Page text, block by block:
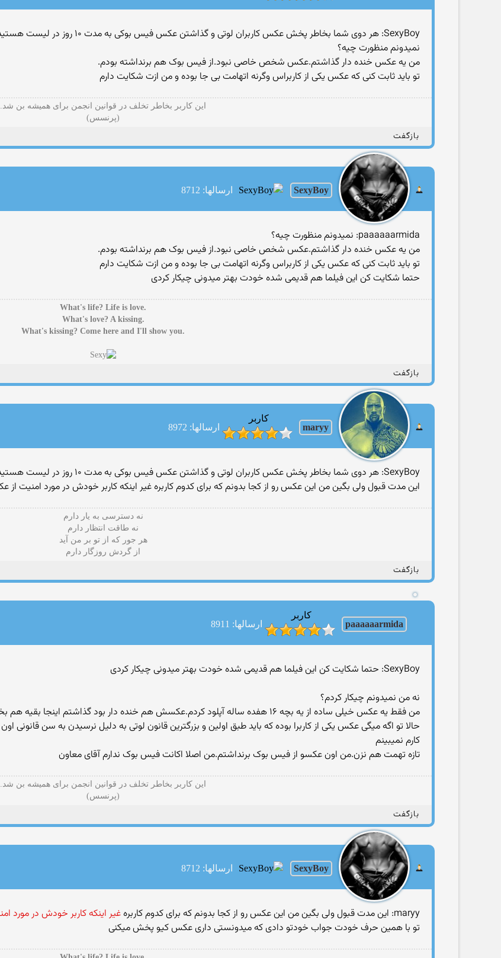
SexyBoy: هر دوی شما بخاطر پخش عکس کاربران لوتی و گذاشتن عکس فیس بوکی به مدت ۱۰ روز در لیست هستید
نمیدونم منظورت چیه؟
من یه عکس خنده دار گذاشتم.عکس شخص خاصی نبود.از فیس بوک هم برنداشته بودم.
تو باید ثابت کنی که عکس یکی از کاربراس وگرنه اتهامت بی جا بوده و من ازت شکایت دارم
این کاربر بخاطر تخلف در قوانین انجمن برای همیشه بن شد.
(پرنسس)
بازگفت
SexyBoy ارسالها: 8712
paaaaaarmida: نمیدونم منظورت چیه؟
من یه عکس خنده دار گذاشتم.عکس شخص خاصی نبود.از فیس بوک هم برنداشته بودم.
تو باید ثابت کنی که عکس یکی از کاربراس وگرنه اتهامت بی جا بوده و من ازت شکایت دارم
حتما شکایت کن این فیلما هم قدیمی شده خودت بهتر میدونی چیکار کردی
.What's life? Life is love
.What's love? A kissing
.What's kissing? Come here and I'll show you
بازگفت
maryy
کاربر
ارسالها: 8972
SexyBoy: هر دوی شما بخاطر پخش عکس کاربران لوتی و گذاشتن عکس فیس بوکی به مدت ۱۰ روز در لیست هستید
این مدت قبول ولی بگین من این عکس رو از کجا بدونم که برای کدوم کاربره غیر اینکه کاربر خودش در مورد امنیت
نه دسترسی به یار دارم
نه طاقت انتظار دارم
هر جور که از تو بر من آید
از گردش روزگار دارم
بازگفت
paaaaaarmida
کاربر
ارسالها: 8911
SexyBoy: حتما شکایت کن این فیلما هم قدیمی شده خودت بهتر میدونی چیکار کردی
نه من نمیدونم چیکار کردم؟
من فقط یه عکس خیلی ساده از یه بچه ۱۶ هفده ساله آپلود کردم.عکسش هم خنده دار بود گذاشتم اینجا بقیه هم بخندن.
حالا تو اگه میگی عکس یکی از کاربرا بوده که باید طبق اولین و بزرگترین قانون لوتی به دلیل نرسیدن به سن
کارم نمیبینم
تازه تهمت هم نزن.من اون عکسو از فیس بوک برنداشتم.من اصلا اکانت فیس بوک ندارم آقای معاون
این کاربر بخاطر تخلف در قوانین انجمن برای همیشه بن شد.
(پرنسس)
بازگفت
SexyBoy ارسالها: 8712
maryy: این مدت قبول ولی بگین من این عکس رو از کجا بدونم که برای کدوم کاربره
غیر اینکه کاربر خودش در
تو با همین حرف خودت جواب خودتو دادی که میدونستی داری عکس کیو پخش میکنی